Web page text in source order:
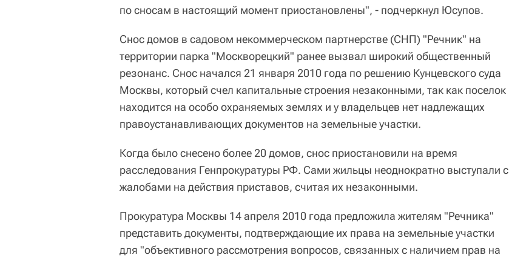
по сносам в настоящий момент приостановлены", - подчеркнул Юсупов.
Снос домов в садовом некоммерческом партнерстве (СНП) "Речник" на
территории парка "Москворецкий" ранее вызвал широкий общественный
резонанс. Снос начался 21 января 2010 года по решению Кунцевского суда
Москвы, который счел капитальные строения незаконными, так как поселок
находится на особо охраняемых землях и у владельцев нет надлежащих
правоустанавливающих документов на земельные участки.
Когда было снесено более 20 домов, снос приостановили на время
расследования Генпрокуратуры РФ. Сами жильцы неоднократно выступали с
жалобами на действия приставов, считая их незаконными.
Прокуратура Москвы 14 апреля 2010 года предложила жителям "Речника"
представить документы, подтверждающие их права на земельные участки
для "объективного рассмотрения вопросов, связанных с наличием прав на